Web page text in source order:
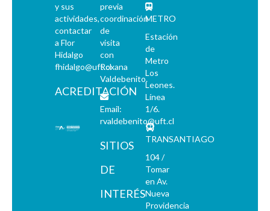
y sus
actividades,
contactar
a Flor
Hidalgo
fhidalgo@uft.cl
ACREDITACIÓN
previa
coordinación
de
visita
con
Roxana
Valdebenito.
Email:
rvaldebenito@uft.cl
SITIOS
DE
INTERÉS
METRO
Estación
de
Metro
Los
Leones.
Línea
1/6.
TRANSANTIAGO
104 /
Tomar
en Av.
Nueva
Providencia